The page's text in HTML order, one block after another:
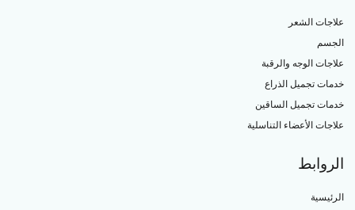
علاجات الشعر
الجسم
علاجات الوجه والرقبة
خدمات تجميل الذراع
خدمات تجميل الساقين
علاجات الأعضاء التناسلية
الروابط
الرئيسية